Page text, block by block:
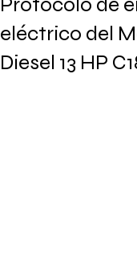
eléctrico del
Diesel 13 HP